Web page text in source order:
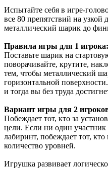
Испытайте себя в игре-
все 80 препятствий на узкой
металлический шарик до
Правила игры для 1 игрока:
Поставьте шарик на
поворачивайте, крутите,
тем, чтобы металлический
горизонтальной
и тогда вы без труда
Вариант игры для 2
Побеждает тот, кто за
цели. Если ни один
лабиринт, побеждает тот,
количество уровней.
Игрушка развивает